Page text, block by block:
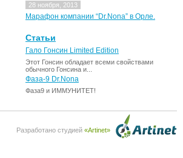
28 ноября, 2013
Марафон компании “Dr.Nona” в Орле.
Статьи
Гало Гонсин Limited Edition
Этот Гонсин обладает всеми свойствами
обычного Гонсина и...
Фаза-9 Dr.Nona
Фаза9 и ИММУНИТЕТ!
Разработано студией «Artinet»